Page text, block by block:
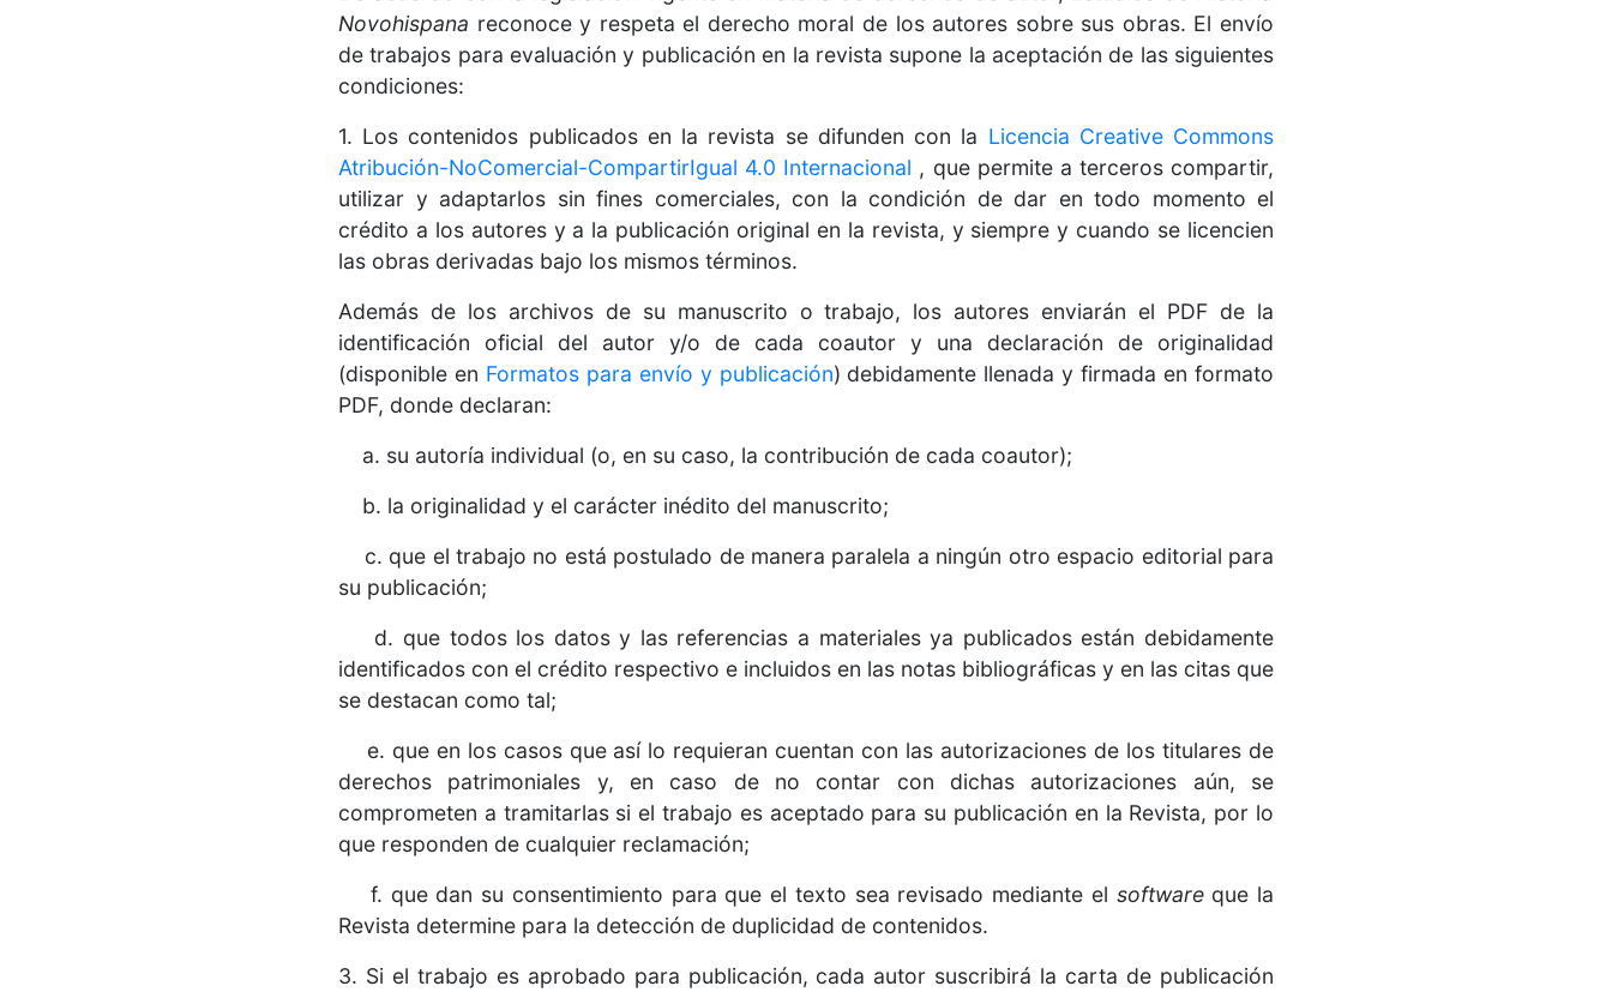
Novohispana reconoce y respeta el derecho moral de los autores sobre sus obras. El envío
de trabajos para evaluación y publicación en la revista supone la aceptación de las siguientes
condiciones:
1. Los contenidos publicados en la revista se difunden con la Licencia Creative Commons
Atribución-NoComercial-CompartirIgual 4.0 Internacional , que permite a terceros compartir,
utilizar y adaptarlos sin fines comerciales, con la condición de dar en todo momento el
crédito a los autores y a la publicación original en la revista, y siempre y cuando se licencien
las obras derivadas bajo los mismos términos.
Además de los archivos de su manuscrito o trabajo, los autores enviarán el PDF de la
identificación oficial del autor y/o de cada coautor y una declaración de originalidad
(disponible en Formatos para envío y publicación) debidamente llenada y firmada en formato
PDF, donde declaran:
a. su autoría individual (o, en su caso, la contribución de cada coautor);
b. la originalidad y el carácter inédito del manuscrito;
c. que el trabajo no está postulado de manera paralela a ningún otro espacio editorial para
su publicación;
d. que todos los datos y las referencias a materiales ya publicados están debidamente
identificados con el crédito respectivo e incluidos en las notas bibliográficas y en las citas que
se destacan como tal;
e. que en los casos que así lo requieran cuentan con las autorizaciones de los titulares de
derechos patrimoniales y, en caso de no contar con dichas autorizaciones aún, se
comprometen a tramitarlas si el trabajo es aceptado para su publicación en la Revista, por lo
que responden de cualquier reclamación;
f. que dan su consentimiento para que el texto sea revisado mediante el softwareque la
Revista determine para la detección de duplicidad de contenidos.
3. Si el trabajo es aprobado para publicación, cada autor suscribirá la carta de publicación